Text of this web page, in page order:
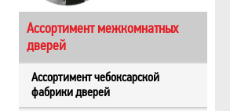
Ассортимент межкомнатных
дверей
Ассортимент чебоксарской
фабрики дверей